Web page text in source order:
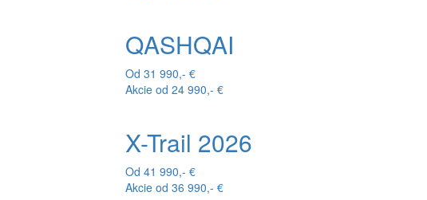
QASHQAI
Od 31 990,- €
Akcie od 24 990,- €
X-Trail 2026
Od 41 990,- €
Akcie od 36 990,- €